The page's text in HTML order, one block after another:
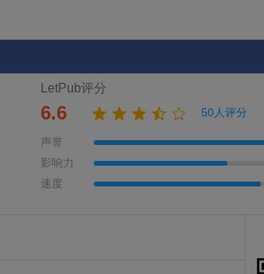
LetPub评分
6.6 50人评分
声誉
影响力
速度